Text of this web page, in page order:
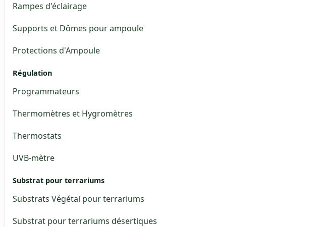
Rampes d'éclairage
Supports et Dômes pour ampoule
Protections d'Ampoule
Régulation
Programmateurs
Thermomètres et Hygromètres
Thermostats
UVB-mètre
Substrat pour terrariums
Substrats Végétal pour terrariums
Substrat pour terrariums désertiques